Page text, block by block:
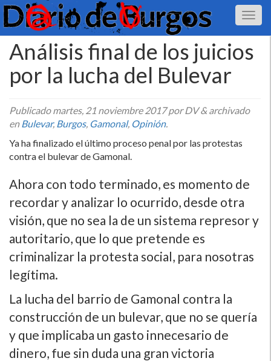
Análisis final de los juicios
por la lucha del Bulevar
Publicadomartes, 21 noviembre 2017por DV&archivado
enBulevar, Burgos, Gamonal, Opinión.
Ya ha finalizado el último proceso penal por las protestas
contra el bulevar de Gamonal.
Ahora con todo terminado, es momento de
recordar y analizar lo ocurrido, desde otra
visión, que no sea la de un sistema represor y
autoritario, que lo que pretende es
criminalizar la protesta social, para nosotras
legí­tima.
La lucha del barrio de Gamonal contra la
construcción de un bulevar, que no se querí­a
y que implicaba un gasto innecesario de
dinero, fue sin duda una gran victoria